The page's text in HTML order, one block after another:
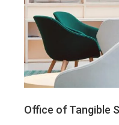
Office of Tangible